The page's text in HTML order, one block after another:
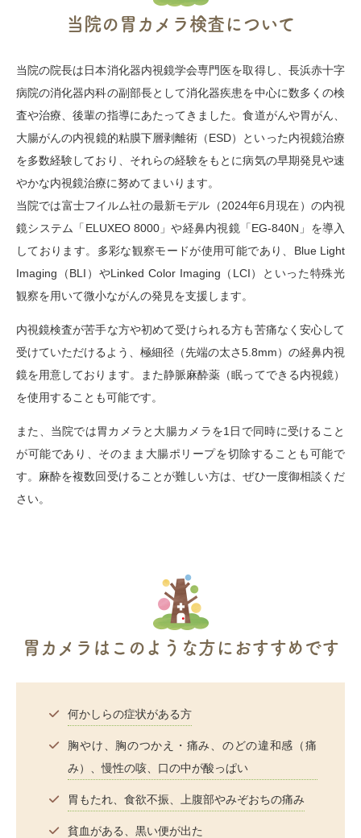
当院の胃カメラ検査について
当院の院長は日本消化器内視鏡学会専門医を取得し、長浜赤十字
病院の消化器内科の副部長として消化器疾患を中心に数多くの検
査や治療、後輩の指導にあたってきました。食道がんや胃がん、
大腸がんの内視鏡的粘膜下層剥離術（ESD）といった内視鏡治療
を多数経験しており、それらの経験をもとに病気の早期発見や速
やかな内視鏡治療に努めてまいります。
当院では富士フイルム社の最新モデル（2024年6月現在）の内視
鏡システム「ELUXEO 8000」や経鼻内視鏡「EG-840N」を導入
しております。多彩な観察モードが使用可能であり、Blue Light
Imaging（BLI）やLinked Color Imaging（LCI）といった特殊光
観察を用いて微小ながんの発見を支援します。
内視鏡検査が苦手な方や初めて受けられる方も苦痛なく安心して
受けていただけるよう、極細径（先端の太さ5.8mm）の経鼻内視
鏡を用意しております。また静脈麻酔薬（眠ってできる内視鏡）
を使用することも可能です。
また、当院では胃カメラと大腸カメラを1日で同時に受けること
が可能であり、そのまま大腸ポリープを切除することも可能で
す。麻酔を複数回受けることが難しい方は、ぜひ一度御相談くだ
さい。
胃カメラはこのような方におすすめです
何かしらの症状がある方
胸やけ、胸のつかえ・痛み、のどの違和感（痛
み）、慢性の咳、口の中が酸っぱい
胃もたれ、食欲不振、上腹部やみぞおちの痛み
貧血がある、黒い便が出た